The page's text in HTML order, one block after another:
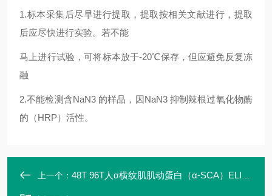
1.标本采集后尽早进行提取，提取按相关文献进行，提取
后应尽快进行实验。若不能
马上进行试验，可将标本放于-20℃保存，但应避免反复冻
融
2.不能检测含NaN3 的样品，因NaN3 抑制辣根过氧化物酶
的（HRP）活性。
上一个： 48T 96T人α横纹肌肌动蛋白（α-SCA）ELISA定量试剂盒ZK-00491